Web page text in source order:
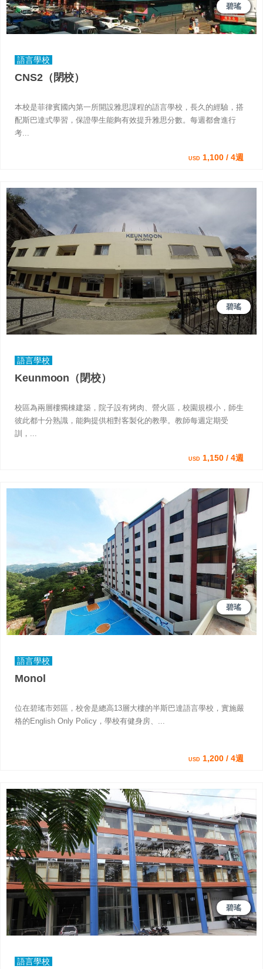
碧瑤
語言學校
CNS2（閉校）
本校是菲律賓國內第一所開設雅思課程的語言學校，長久的經驗，搭
配斯巴達式學習，保證學生能夠有效提升雅思分數。每週都會進行
考...
USD 1,100 / 4週
碧瑤
語言學校
Keunmoon（閉校）
校區為兩層樓獨棟建築，院子設有烤肉、營火區，校園規模小，師生
彼此都十分熟識，能夠提供相對客製化的教學。教師每週定期受
訓，...
USD 1,150 / 4週
碧瑤
語言學校
Monol
位在碧瑤市郊區，校舍是總高13層大樓的半斯巴達語言學校，實施嚴
格的English Only Policy，學校有健身房、...
USD 1,200 / 4週
碧瑤
語言學校